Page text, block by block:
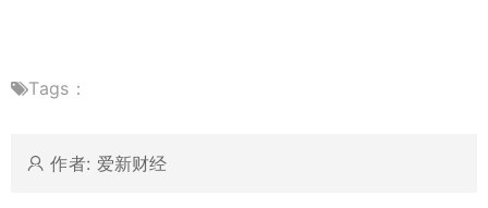
Tags：
作者: 爱新财经